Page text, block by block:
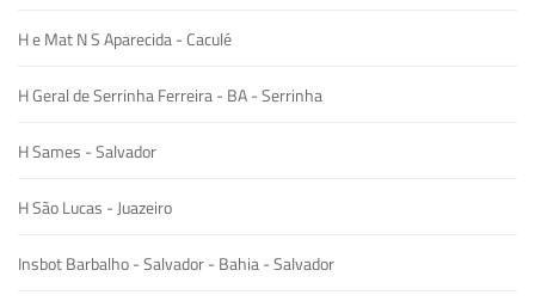
H e Mat N S Aparecida - Caculé
H Geral de Serrinha Ferreira - BA - Serrinha
H Sames - Salvador
H São Lucas - Juazeiro
Insbot Barbalho - Salvador - Bahia - Salvador